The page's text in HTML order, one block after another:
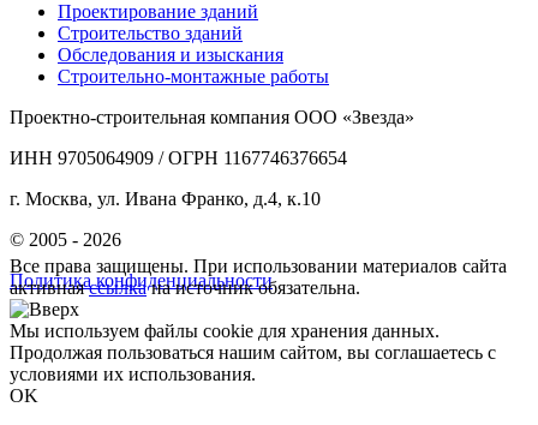
Проектирование зданий
Строительство зданий
Обследования и изыскания
Строительно-монтажные работы
Проектно-строительная компания ООО «Звезда»
ИНН 9705064909 / ОГРН 1167746376654
г. Москва, ул. Ивана Франко, д.4, к.10
© 2005 - 2026
Политика конфиденциальности
Все права защищены. При использовании материалов сайта
активнаяссылкана источник обязательна.
Мы используем файлы cookie для хранения данных.
Продолжая пользоваться нашим сайтом, вы соглашаетесь с
условиями их использования.
OK